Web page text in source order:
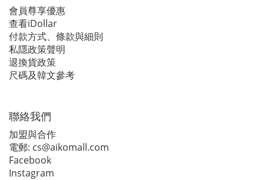
會員尊享優惠
查看iDollar
付款方式、條款與細則
私隱政策聲明
退換貨政策
尺碼及韓文參考
聯絡我們
加盟與合作
電郵: cs@aikomall.com
Facebook
Instagram